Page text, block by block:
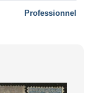
Professionnel